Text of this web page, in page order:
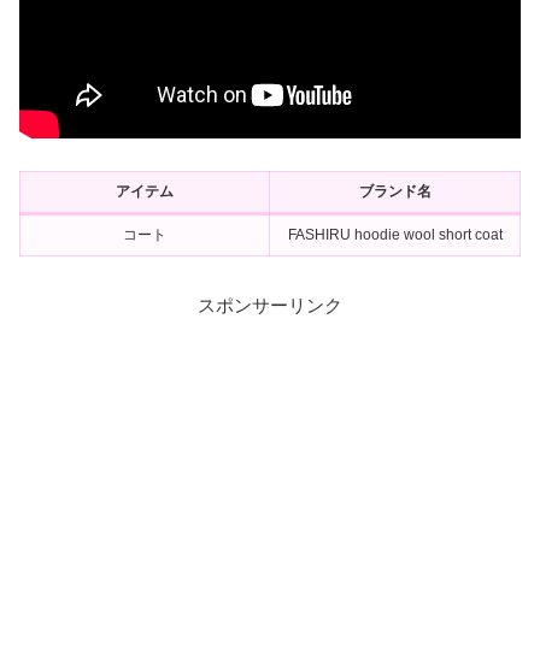
アイテム ブランド名
コート FASHIRU hoodie wool short coat
スポンサーリンク